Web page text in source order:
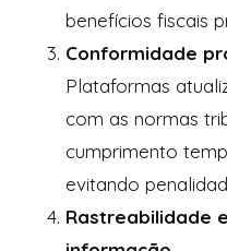
benefícios fiscais
Conformidade
Plataformas
com as normas
cumprimento
evitando
Rastreabilidade